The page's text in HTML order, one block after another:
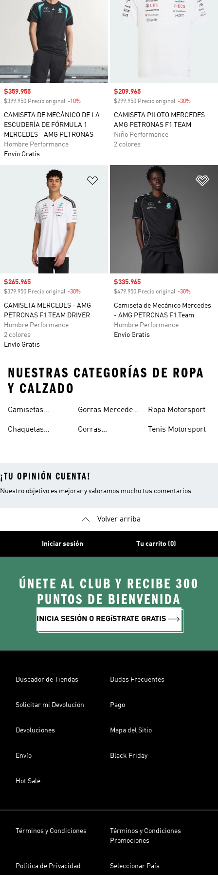
Precio de venta
$359.955
$399.950 Precio original -10%
CAMISETA DE MECÁNICO DE LA
ESCUDERÍA DE FÓRMULA 1
MERCEDES - AMG PETRONAS
Hombre Performance
Envío Gratis
Precio de venta
$209.965
$299.950 Precio original -30%
CAMISETA PILOTO MERCEDES
AMG PETRONAS F1 TEAM
Niño Performance
2 colores
Añadir a la lista de deseos
Precio de venta
$265.965
$379.950 Precio original -30%
CAMISETA MERCEDES - AMG
PETRONAS F1 TEAM DRIVER
Hombre Performance
2 colores
Envío Gratis
Precio de venta
$335.965
$479.950 Precio original -30%
Camiseta de Mecánico Mercedes
- AMG PETRONAS F1 Team
Hombre Performance
Envío Gratis
NUESTRAS CATEGORÍAS DE ROPA
Y CALZADO
Camisetas
petronas F1
Chaquetas
petronas F1
Gorras Mercedes
Gorras
Ropa Motorsport
Tenis Motorsport
¡TU OPINIÓN CUENTA!
Nuestro objetivo es mejorar y valoramos mucho tus comentarios.
Volver arriba
Iniciar sesión Tu carrito (0)
ÚNETE AL CLUB Y RECIBE 300
PUNTOS DE BIENVENIDA
INICIA SESIÓN O REGíSTRATE GRATIS
Buscador de Tiendas Dudas Frecuentes
Solicitar mi Devolución Pago
Devoluciones Mapa del Sitio
Envío Black Friday
Hot Sale
Términos y Condiciones
Términos y Condiciones
Promociones
Política de Privacidad Seleccionar País